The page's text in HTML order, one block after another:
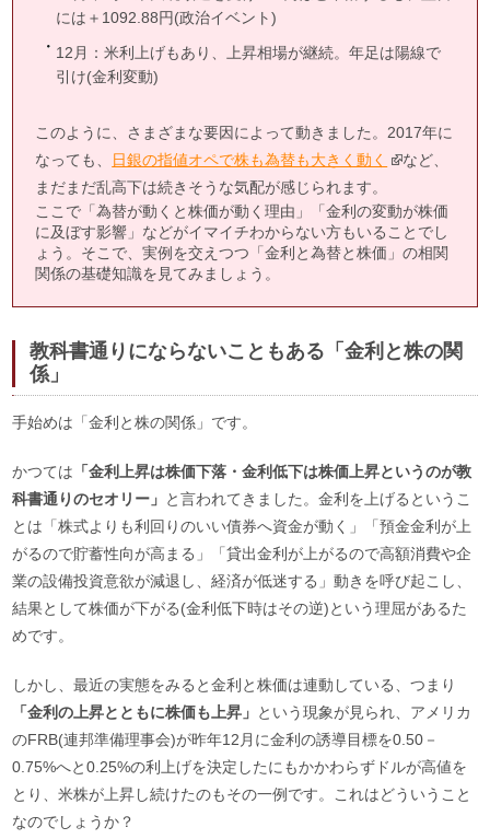
には＋1092.88円(政治イベント)
12月：米利上げもあり、上昇相場が継続。年足は陽線で
引け(金利変動)
このように、さまざまな要因によって動きました。2017年に
なっても、
日銀の指値オペで株も為替も大きく動く
など、
まだまだ乱高下は続きそうな気配が感じられます。
ここで「為替が動くと株価が動く理由」「金利の変動が株価
に及ぼす影響」などがイマイチわからない方もいることでし
ょう。そこで、実例を交えつつ「金利と為替と株価」の相関
関係の基礎知識を見てみましょう。
教科書通りにならないこともある「金利と株の関
係」
手始めは「金利と株の関係」です。
かつては 「金利上昇は株価下落・金利低下は株価上昇というのが教
科書通りのセオリー」 と言われてきました。金利を上げるというこ
とは「株式よりも利回りのいい債券へ資金が動く」「預金金利が上
がるので貯蓄性向が高まる」「貸出金利が上がるので高額消費や企
業の設備投資意欲が減退し、経済が低迷する」動きを呼び起こし、
結果として株価が下がる(金利低下時はその逆)という理屈があるた
めです。
しかし、最近の実態をみると金利と株価は連動している、つまり
「金利の上昇とともに株価も上昇」 という現象が見られ、アメリカ
のFRB(連邦準備理事会)が昨年12月に金利の誘導目標を0.50－
0.75%へと0.25%の利上げを決定したにもかかわらずドルが高値を
とり、米株が上昇し続けたのもその一例です。これはどういうこと
なのでしょうか？